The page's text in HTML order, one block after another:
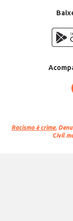
Racismo é crime.
Civil